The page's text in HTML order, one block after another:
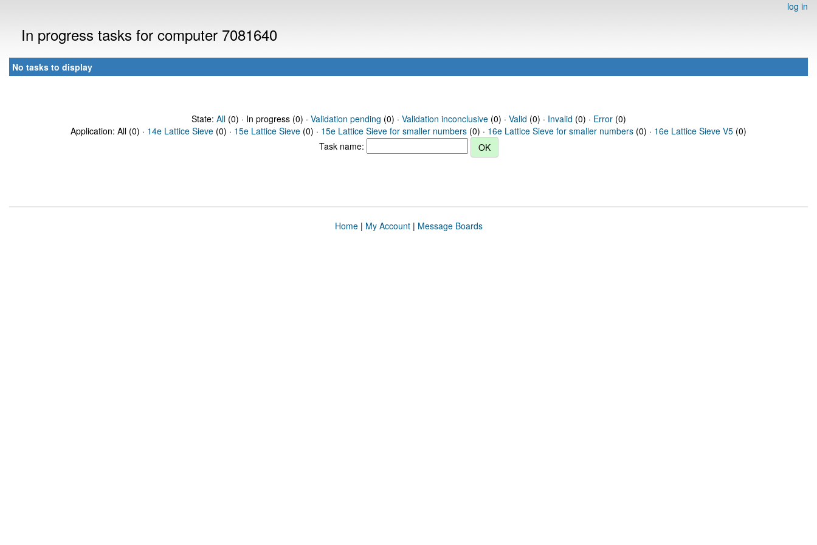
log in
In progress tasks for computer 7081640
No tasks to display
State: All(0) · In progress (0) · Validation pending (0) · Validation inconclusive(0) · Valid (0) · Invalid (0) · Error(0)
Application: All (0) · 14e Lattice Sieve (0) · 15e Lattice Sieve (0) · 15e Lattice Sieve for smaller numbers (0) · 16e Lattice Sieve for smaller numbers (0) · 16e Lattice Sieve V5 (0)
Task name:
Home| My Account| Message Boards